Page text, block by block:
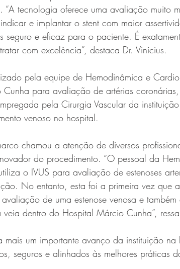
“A tecnologia oferece uma avaliação muito
e implantar o stent com maior
seguro e eficaz para o paciente. É
com excelência”, destaca Dr. Vinícius.
pela equipe de Hemodinâmica e
para avaliação de artérias
pela Cirurgia Vascular da
venoso no hospital.
chamou a atenção de diversos
do procedimento. “O pessoal da
o IVUS para avaliação de estenoses
No entanto, esta foi a primeira vez que
de uma estenose venosa e também
dentro do Hospital Márcio Cunha”,
um importante avanço da instituição na
seguros e alinhados às melhores práticas